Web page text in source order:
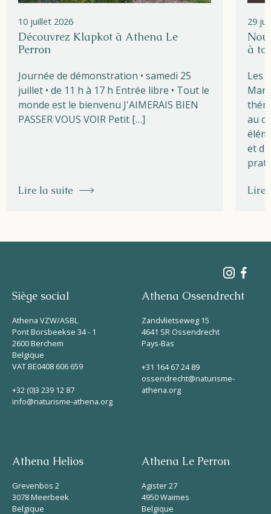
10 juillet 2026
Découvrez Klapkot à Athena Le
Perron
Journée de démonstration • samedi 25
juillet • de 11 h à 17 h Entrée libre • Tout le
monde est le bienvenu J'AIMERAIS BIEN
PASSER VOUS VOIR Petit […]
Lire la suite
29
à
Les
au
et
Lire
Siège social
Athena VZW/ASBL
Pont Borsbeekse 34 - 1
2600 Berchem
Belgique
VAT BE0408 606 659
+32 (0)3 239 12 87
info@naturisme-athena.org
Athena Ossendrecht
Zandvlietseweg 15
4641 SR Ossendrecht
Pays-Bas
+31 164 67 24 89
ossendrecht@naturisme-
athena.org
Athena Helios
Grevenbos 2
3078 Meerbeek
Belgique
Athena Le Perron
Agister 27
4950 Waimes
Belgique